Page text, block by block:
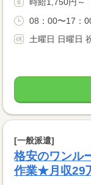
08：00〜17：
土曜日 日曜日
[一般派遣]
格安のワンル
作業★月収29